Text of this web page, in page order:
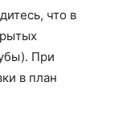
что в
При
в план